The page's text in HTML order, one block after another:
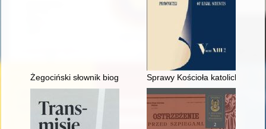
Żegociński słownik biograficzny. Z. 1,Sprawy Kościoła katolickiego